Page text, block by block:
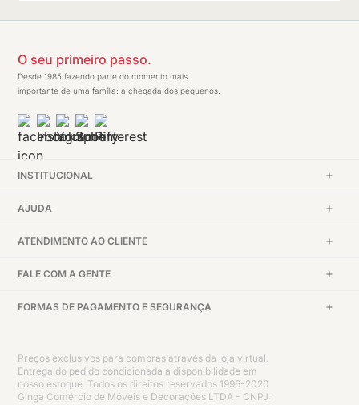
O seu primeiro passo.
Desde 1985 fazendo parte do momento mais
importante de uma família: a chegada dos pequenos.
INSTITUCIONAL
AJUDA
ATENDIMENTO AO CLIENTE
FALE COM A GENTE
FORMAS DE PAGAMENTO E SEGURANÇA
Preços exclusivos para compras através da loja virtual.
Entrega do pedido condicionada a disponibilidade em
nosso estoque. Todos os direitos reservados 1996-2020
Ginga Comércio de Móveis e Decorações LTDA - CNPJ: